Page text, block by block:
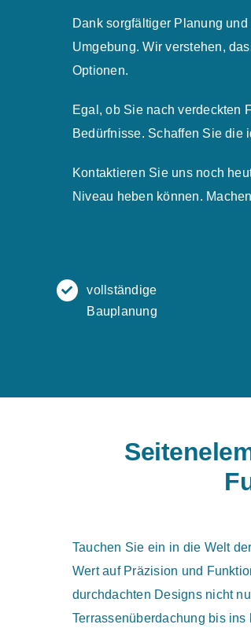
Dank sorgfältiger Planung
Umgebung. Wir verstehen,
Optionen.
Egal, ob Sie nach verdeckten
Bedürfnisse. Schaffen Sie die
Kontaktieren Sie uns noch
Niveau heben können.
vollständige
Bauplanung
Tauchen Sie ein in die Welt
Wert auf Präzision und
durchdachten Designs nicht
Terrassenüberdachung bis